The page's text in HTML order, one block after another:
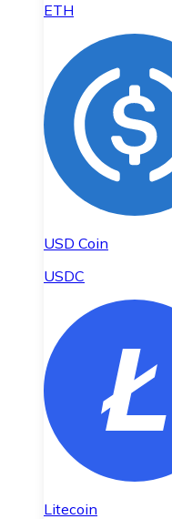
ETH
USD Coin
USDC
Litecoin